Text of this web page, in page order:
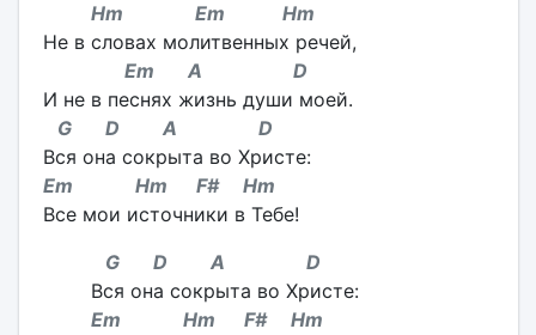
Hm Em Hm
Не в словах молитвенных речей,
Em A D
И не в песнях жизнь души моей.
G D A D
Вся она сокрыта во Христе:
Em Hm F# Hm
Все мои источники в Тебе!
G D A D
Вся она сокрыта во Христе:
Em Hm F# Hm